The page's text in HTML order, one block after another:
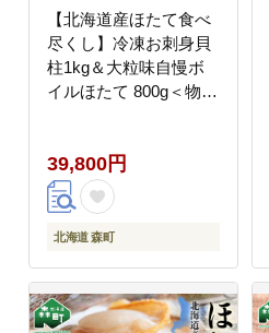
【北海道産ほたて食べ
尽くし】冷凍お刺身貝
柱1kg＆大粒味自慢ボ
イルほたて 800g＜物産
立 ホタテ 貝柱 海産物
魚貝類 ふるさと納税 北
海道 mr1-1311
39,800円
北海道 森町